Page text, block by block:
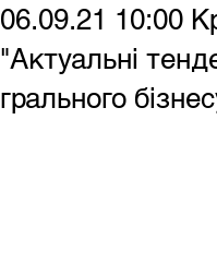
06.09.21 10:00
"Актуальні
грального